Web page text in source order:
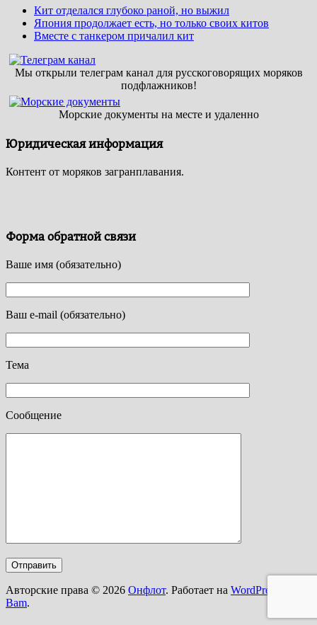
Кит отделался глубоко раной, но выжил
Япония продолжает есть, но только своих китов
Вместе с танкером причалил кит
Мы открыли телеграм канал для русскоговорящих моряков
подфлажников!
Морские документы на месте и удаленно
Юридическая информация
Контент от моряков загранплавания.
Форма обратной связи
Ваше имя (обязательно)
Ваш e-mail (обязательно)
Тема
Сообщение
Авторские права © 2026 Онфлот. Работает на WordPress
Bam.